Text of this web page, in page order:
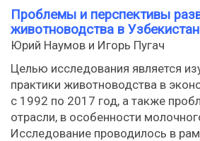
Проблемы и перспективы
животноводства в
Юрий Наумов и Игорь Пугач
Целью исследования является
практики животноводства в
с 1992 по 2017 год, а также
отрасли, в особенности
Исследование проводилось в